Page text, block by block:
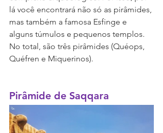
lá você encontrará não só as pirâmides,
mas também a famosa Esfinge e
alguns túmulos e pequenos templos.
No total, são três pirâmides (Quéops,
Quéfren e Miquerinos).
Pirâmide de Saqqara